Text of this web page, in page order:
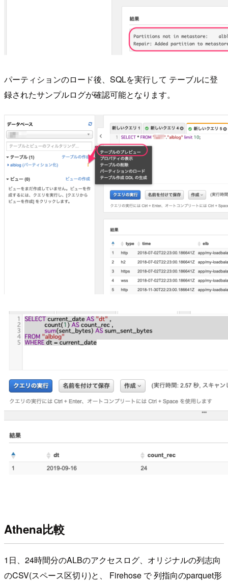
パーティションのロード後、SQLを実行して テーブルに登
録されたサンプルログが確認可能となります。
Athena比較
1日、24時間分のALBのアクセスログ、オリジナルの列志向
のCSV(スペース区切り)と、 Firehose で 列指向のparquet形